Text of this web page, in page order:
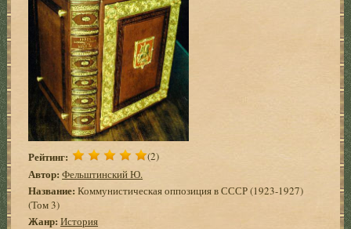
Рейтинг: (2)
Автор: Фельштинский Ю.
Название: Коммунистическая оппозиция в СССР (1923-1927)
(Том 3)
Жанр: История